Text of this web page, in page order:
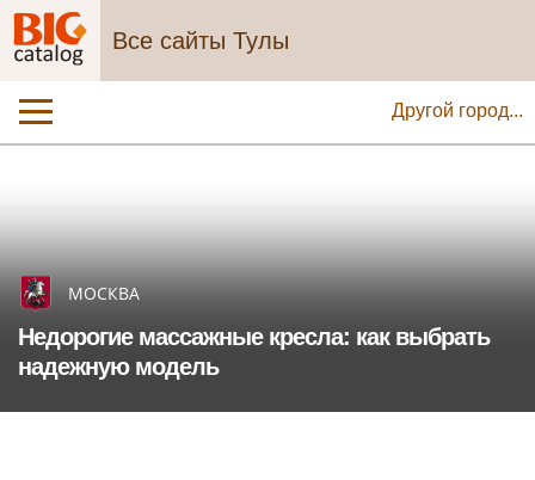
Все сайты Тулы
Другой город...
МОСКВА
Недорогие массажные кресла: как выбрать
надежную модель